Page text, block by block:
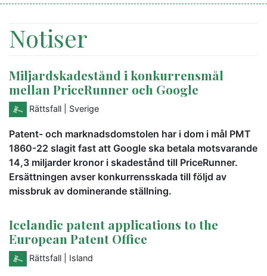
Notiser
Miljardskadestånd i konkurrensmål
mellan PriceRunner och Google
Rättsfall | Sverige
Patent- och marknadsdomstolen har i dom i mål PMT
1860-22 slagit fast att Google ska betala motsvarande
14,3 miljarder kronor i skadestånd till PriceRunner.
Ersättningen avser konkurrensskada till följd av
missbruk av dominerande ställning.
Icelandic patent applications to the
European Patent Office
Rättsfall | Island